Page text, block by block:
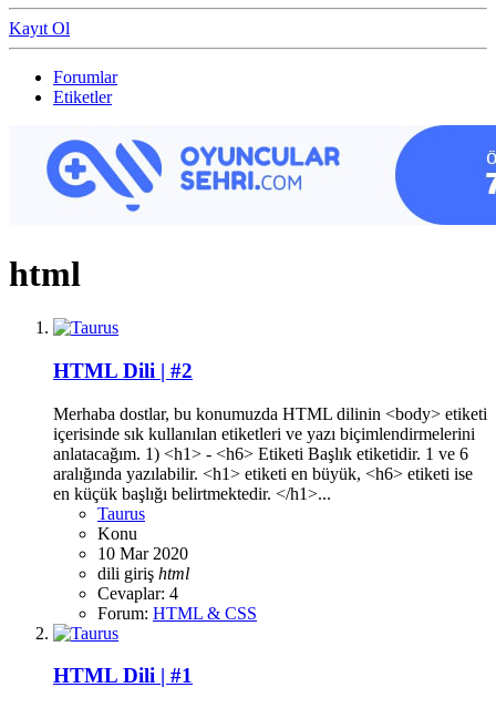
Kayıt Ol
Forumlar
Etiketler
html
HTML Dili | #2
Merhaba dostlar, bu konumuzda HTML dilinin <body> etiketi
içerisinde sık kullanılan etiketleri ve yazı biçimlendirmelerini
anlatacağım. 1) <h1> - <h6> Etiketi Başlık etiketidir. 1 ve 6
aralığında yazılabilir. <h1> etiketi en büyük, <h6> etiketi ise
en küçük başlığı belirtmektedir. </h1>...
Taurus
Konu
10 Mar 2020
dili giriş html
Cevaplar: 4
Forum: HTML & CSS
HTML Dili | #1